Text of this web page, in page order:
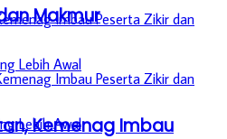
Kemenag Imbau
Makmur